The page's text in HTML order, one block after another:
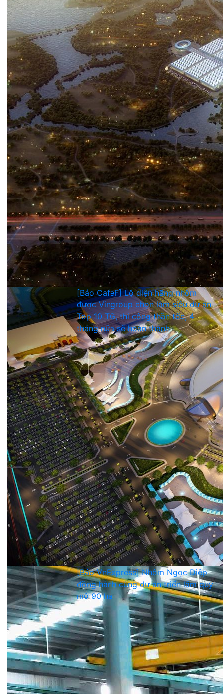
[Báo CafeF] Lộ diện hãng nhôm
được Vingroup chọn làm siêu dự án
Top 10 TG, thi công thần tốc, 4
tháng nữa sẽ hoàn thành
[Báo VnExpress] Nhôm Ngọc Diệp
đồng hành cùng dự án triển lãm quy
mô 90 ha